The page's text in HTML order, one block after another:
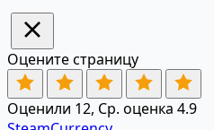
Оцените страницу
Оценили 12, Ср. оценка 4.9